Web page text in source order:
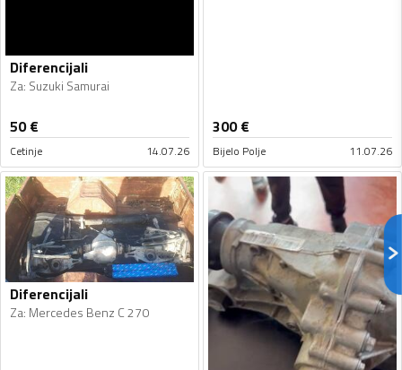
Diferencijali
Za: Suzuki Samurai
50€
Cetinje 14.07.26
300€
Bijelo Polje 11.07.26
Diferencijali
Za: Mercedes Benz C 270